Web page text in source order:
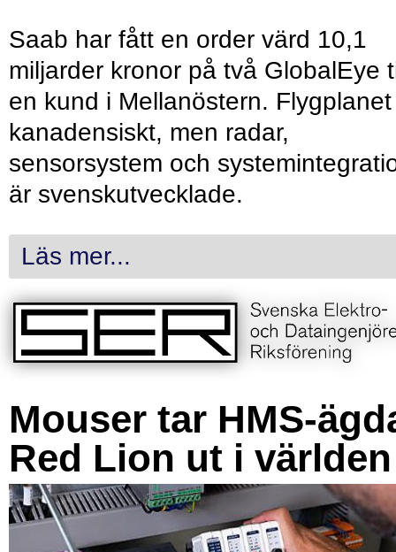
Saab har fått en order värd 10,1
miljarder kronor på två GlobalEye
en kund i Mellanöstern.
kanadensiskt, men radar,
sensorsystem och
är svenskutvecklade.
Läs mer...
Mouser tar HMS-
Red Lion ut i världen